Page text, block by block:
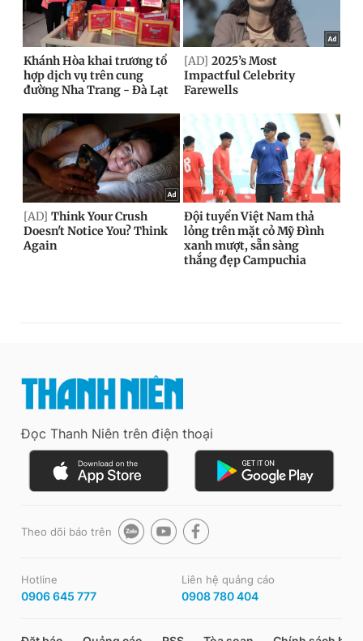
Đọc Thanh Niên trên điện thoại
Theo dõi báo trên
Hotline
0906 645 777
Liên hệ quảng cáo
0908 780 404